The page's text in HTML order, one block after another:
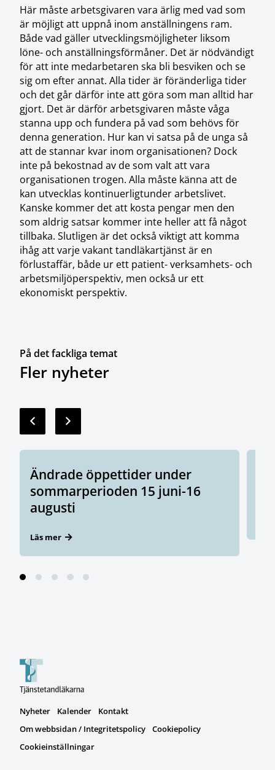
Här måste arbetsgivaren vara ärlig med vad som
är möjligt att uppnå inom anställningens ram.
Både vad gäller utvecklingsmöjligheter liksom
löne- och anställningsförmåner. Det är nödvändigt
för att inte medarbetaren ska bli besviken och se
sig om efter annat. Alla tider är föränderliga tider
och det går därför inte att göra som man alltid har
gjort. Det är därför arbetsgivaren måste våga
stanna upp och fundera på vad som behövs för
denna generation. Hur kan vi satsa på de unga så
att de stannar kvar inom organisationen? Dock
inte på bekostnad av de som valt att vara
organisationen trogen. Alla måste känna att de
kan utvecklas kontinuerligtunder arbetslivet.
Kanske kommer det att kosta pengar men den
som aldrig satsar kommer inte heller att få något
tillbaka. Slutligen är det också viktigt att komma
ihåg att varje vakant tandläkartjänst är en
förlustaffär, både ur ett patient- verksamhets- och
arbetsmiljöperspektiv, men också ur ett
ekonomiskt perspektiv.
På det fackliga temat
Fler nyheter
Ändrade öppettider under
sommarperioden 15 juni-16
augusti
Läs mer
Nyheter Kalender
Kontakt
Om webbsidan / Integritetspolicy
Cookiepolicy
Cookieinställningar